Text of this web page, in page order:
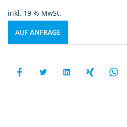
inkl. 19 % MwSt.
AUF ANFRAGE